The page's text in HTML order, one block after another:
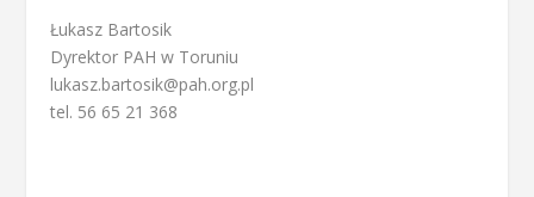
Łukasz Bartosik
Dyrektor PAH w Toruniu
lukasz.bartosik@pah.org.pl
tel. 56 65 21 368